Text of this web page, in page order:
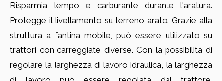
Risparmia tempo e carburante durante l'aratura.
Protegge il livellamento su terreno arato. Grazie alla
struttura a fantina mobile, può essere utilizzato su
trattori con carreggiate diverse. Con la possibilità di
regolare la larghezza di lavoro idraulica, la larghezza